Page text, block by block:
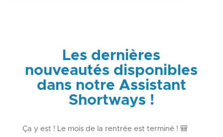
Les dernières
nouveautés disponibles
dans notre Assistant
Shortways !
Ça y est ! Le mois de la rentrée est terminé ! 🎒